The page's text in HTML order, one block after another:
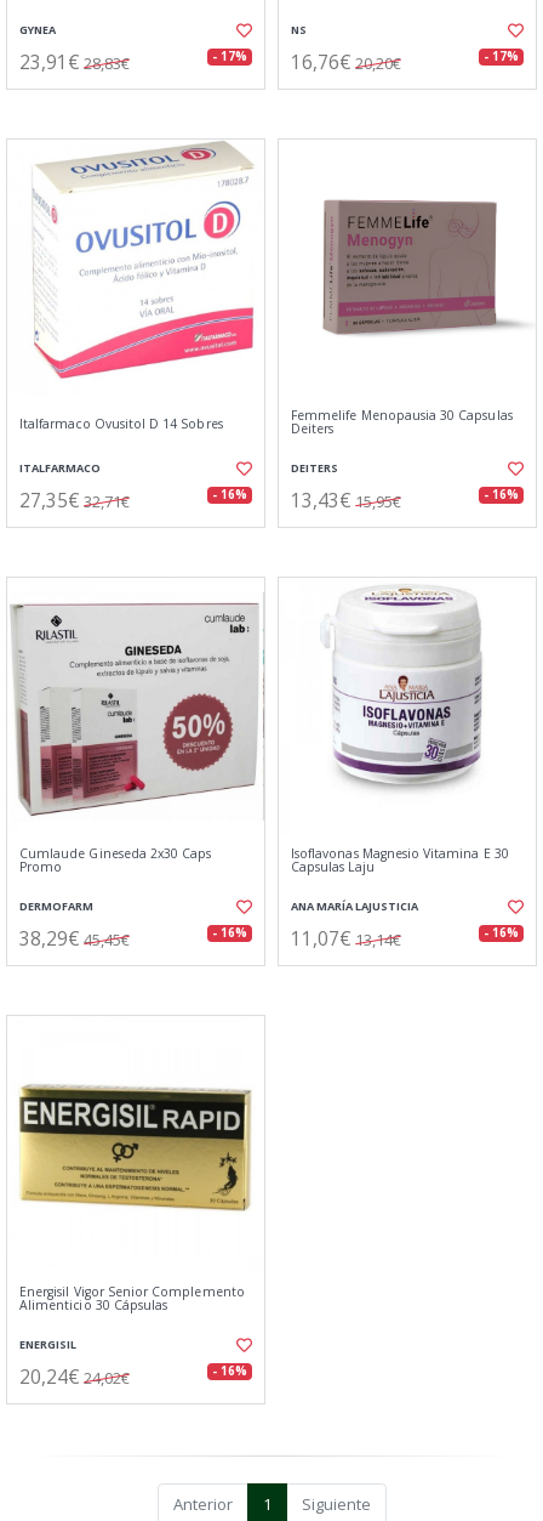
GYNEA
23,91€ 28,83€ - 17%
NS
16,76€ 20,20€ - 17%
Italfarmaco Ovusitol D 14 Sobres
ITALFARMACO
27,35€ 32,71€ - 16%
Femmelife Menopausia 30 Capsulas
Deiters
DEITERS
13,43€ 15,95€ - 16%
Cumlaude Gineseda 2x30 Caps
Promo
DERMOFARM
38,29€ 45,45€ - 16%
Isoflavonas Magnesio Vitamina E 30
Capsulas Laju
ANA MARÍA LAJUSTICIA
11,07€ 13,14€ - 16%
Energisil Vigor Senior Complemento
Alimenticio 30 Cápsulas
ENERGISIL
20,24€ 24,02€ - 16%
Anterior 1 Siguiente